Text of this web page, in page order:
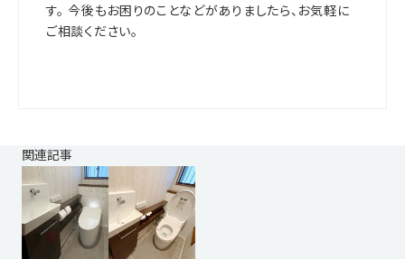
す。 今後もお困りのことなどがありましたら、お気軽に
ご相談ください。
関連記事